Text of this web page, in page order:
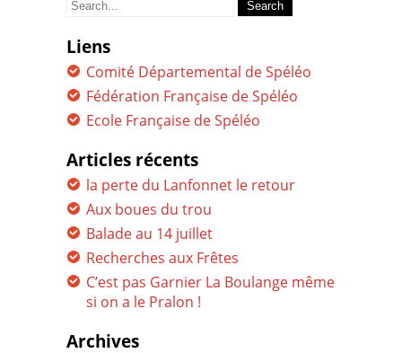
Liens
Comité Départemental de Spéléo
Fédération Française de Spéléo
Ecole Française de Spéléo
Articles récents
la perte du Lanfonnet le retour
Aux boues du trou
Balade au 14 juillet
Recherches aux Frêtes
C’est pas Garnier La Boulange même
si on a le Pralon !
Archives